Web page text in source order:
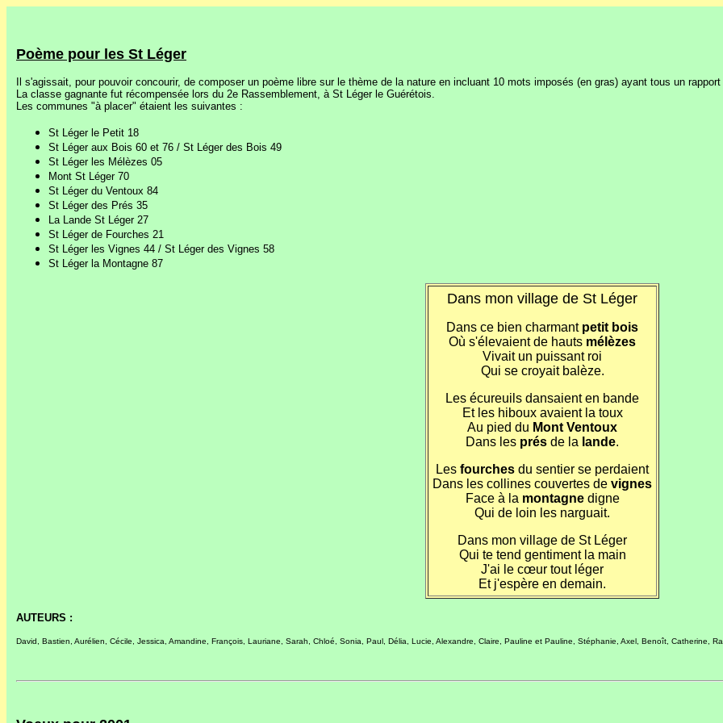
Poème pour les St Léger
Il s'agissait, pour pouvoir concourir, de composer un poème libre sur le thème de la nature en incluant 10 mots imposés (en gras) ayant tous un
La classe gagnante fut récompensée lors du 2e Rassemblement, à St Léger le Guérétois.
Les communes "à placer" étaient les suivantes :
St Léger le Petit 18
St Léger aux Bois 60 et 76 / St Léger des Bois 49
St Léger les Mélèzes 05
Mont St Léger 70
St Léger du Ventoux 84
St Léger des Prés 35
La Lande St Léger 27
St Léger de Fourches 21
St Léger les Vignes 44 / St Léger des Vignes 58
St Léger la Montagne 87
Dans mon village de St Léger
Dans ce bien charmant petit bois
Où s'élevaient de hauts mélèzes
Vivait un puissant roi
Qui se croyait balèze.
Les écureuils dansaient en bande
Et les hiboux avaient la toux
Au pied du Mont Ventoux
Dans les prés de la lande.
Les fourches du sentier se perdaient
Dans les collines couvertes de vignes
Face à la montagnedigne
Qui de loin les narguait.
Dans mon village de St Léger
Qui te tend gentiment la main
J'ai le cœur tout léger
Et j'espère en demain.
AUTEURS :
David, Bastien, Aurélien, Cécile, Jessica, Amandine, François, Lauriane, Sarah, Chloé, Sonia, Paul, Délia, Lucie, Alexandre, Claire, Pauline et Pauline, Stéphanie, Axel, Benoît, Catherine,